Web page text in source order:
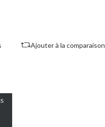
Ajouter à la comparaison